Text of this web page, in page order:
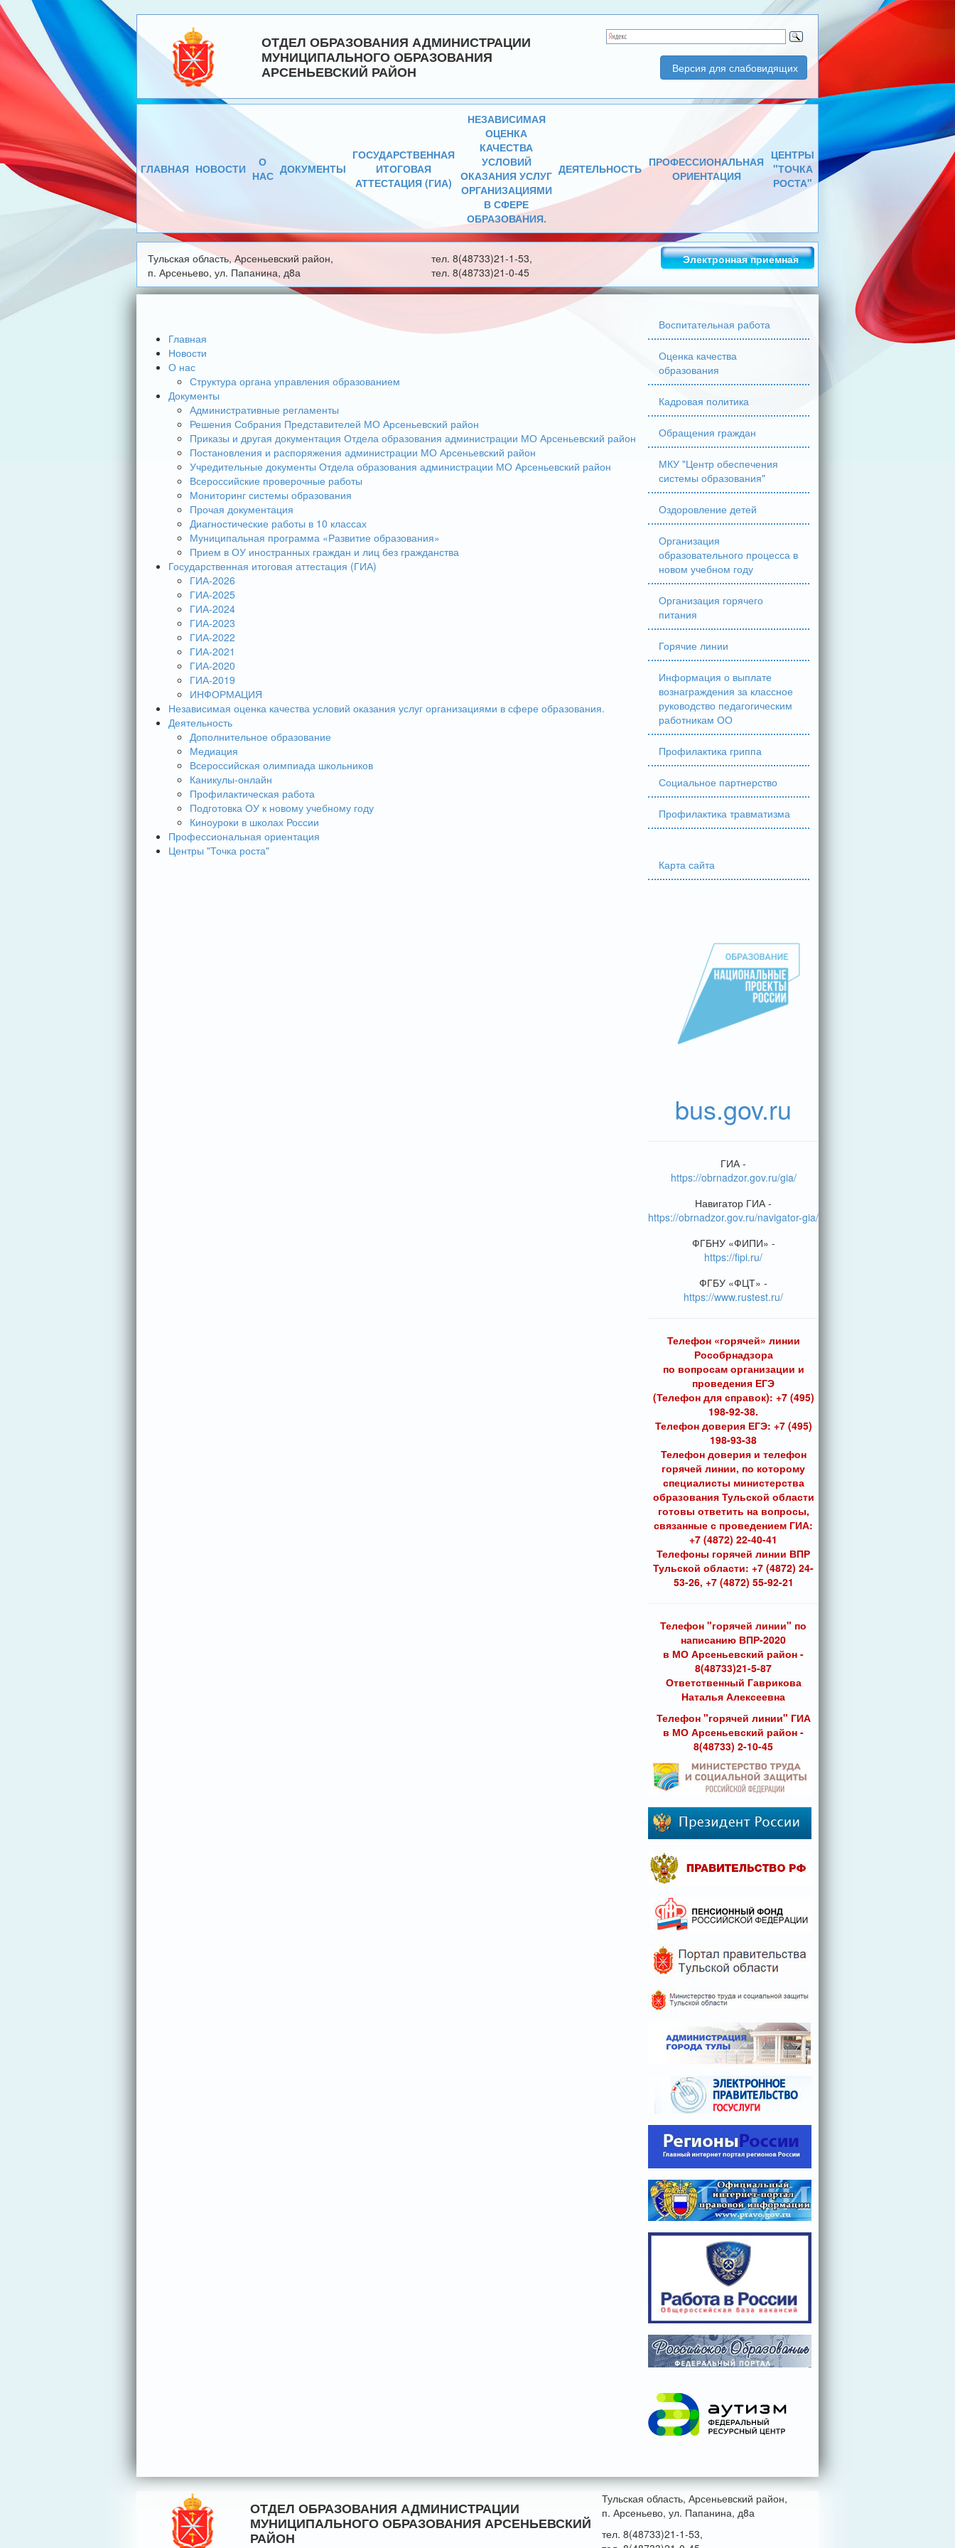
ОТДЕЛ ОБРАЗОВАНИЯ АДМИНИСТРАЦИИ
МУНИЦИПАЛЬНОГО ОБРАЗОВАНИЯ
АРСЕНЬЕВСКИЙ РАЙОН
Версия для слабовидящих
ГЛАВНАЯ НОВОСТИ
О
НАС ДОКУМЕНТЫ
ГОСУДАРСТВЕННАЯ
ИТОГОВАЯ
АТТЕСТАЦИЯ (ГИА)
НЕЗАВИСИМАЯ
ОЦЕНКА
КАЧЕСТВА
УСЛОВИЙ
ОКАЗАНИЯ УСЛУГ
ОРГАНИЗАЦИЯМИ
В СФЕРЕ
ОБРАЗОВАНИЯ.
ДЕЯТЕЛЬНОСТЬ ПРОФЕССИОНАЛЬНАЯ
ОРИЕНТАЦИЯ
ЦЕНТРЫ
"ТОЧКА
РОСТА"
Тульская область, Арсеньевский район,
п. Арсеньево, ул. Папанина, д8а
тел. 8(48733)21-1-53,
тел. 8(48733)21-0-45
Электронная приемная
Главная
Новости
О нас
Структура органа управления образованием
Документы
Административные регламенты
Решения Собрания Представителей МО Арсеньевский район
Приказы и другая документация Отдела образования администрации МО Арсеньевский район
Постановления и распоряжения администрации МО Арсеньевский район
Учредительные документы Отдела образования администрации МО Арсеньевский район
Всероссийские проверочные работы
Мониторинг системы образования
Прочая документация
Диагностические работы в 10 классах
Муниципальная программа «Развитие образования»
Прием в ОУ иностранных граждан и лиц без гражданства
Государственная итоговая аттестация (ГИА)
ГИА-2026
ГИА-2025
ГИА-2024
ГИА-2023
ГИА-2022
ГИА-2021
ГИА-2020
ГИА-2019
ИНФОРМАЦИЯ
Независимая оценка качества условий оказания услуг организациями в сфере образования.
Деятельность
Дополнительное образование
Медиация
Всероссийская олимпиада школьников
Каникулы-онлайн
Профилактическая работа
Подготовка ОУ к новому учебному году
Киноуроки в школах России
Профессиональная ориентация
Центры "Точка роста"
Воспитательная работа
Оценка качества
образования
Кадровая политика
Обращения граждан
МКУ "Центр обеспечения
системы образования"
Оздоровление детей
Организация
образовательного процесса в
новом учебном году
Организация горячего
питания
Горячие линии
Информация о выплате
вознаграждения за классное
руководство педагогическим
работникам ОО
Профилактика гриппа
Социальное партнерство
Профилактика травматизма
Карта сайта
bus.gov.ru
ГИА -
https://obrnadzor.gov.ru/gia/
Навигатор ГИА -
https://obrnadzor.gov.ru/navigator-gia/
ФГБНУ «ФИПИ» -
https://fipi.ru/
ФГБУ «ФЦТ» -
https://www.rustest.ru/
Телефон «горячей» линии
Рособрнадзора
по вопросам организации и
проведения ЕГЭ
(Телефон для справок): +7 (495)
198-92-38.
Телефон доверия ЕГЭ: +7 (495)
198-93-38
Телефон доверия и телефон
горячей линии, по которому
специалисты министерства
образования Тульской области
готовы ответить на вопросы,
связанные с проведением ГИА:
+7 (4872) 22-40-41
Телефоны горячей линии ВПР
Тульской области: +7 (4872) 24-
53-26, +7 (4872) 55-92-21
Телефон "горячей линии" по
написанию ВПР-2020
в МО Арсеньевский район -
8(48733)21-5-87
Ответственный Гаврикова
Наталья Алексеевна
Телефон "горячей линии" ГИА
в МО Арсеньевский район -
8(48733) 2-10-45
ОТДЕЛ ОБРАЗОВАНИЯ АДМИНИСТРАЦИИ
МУНИЦИПАЛЬНОГО ОБРАЗОВАНИЯ АРСЕНЬЕВСКИЙ
РАЙОН
Тульская область, Арсеньевский район,
п. Арсеньево, ул. Папанина, д8а
тел. 8(48733)21-1-53,